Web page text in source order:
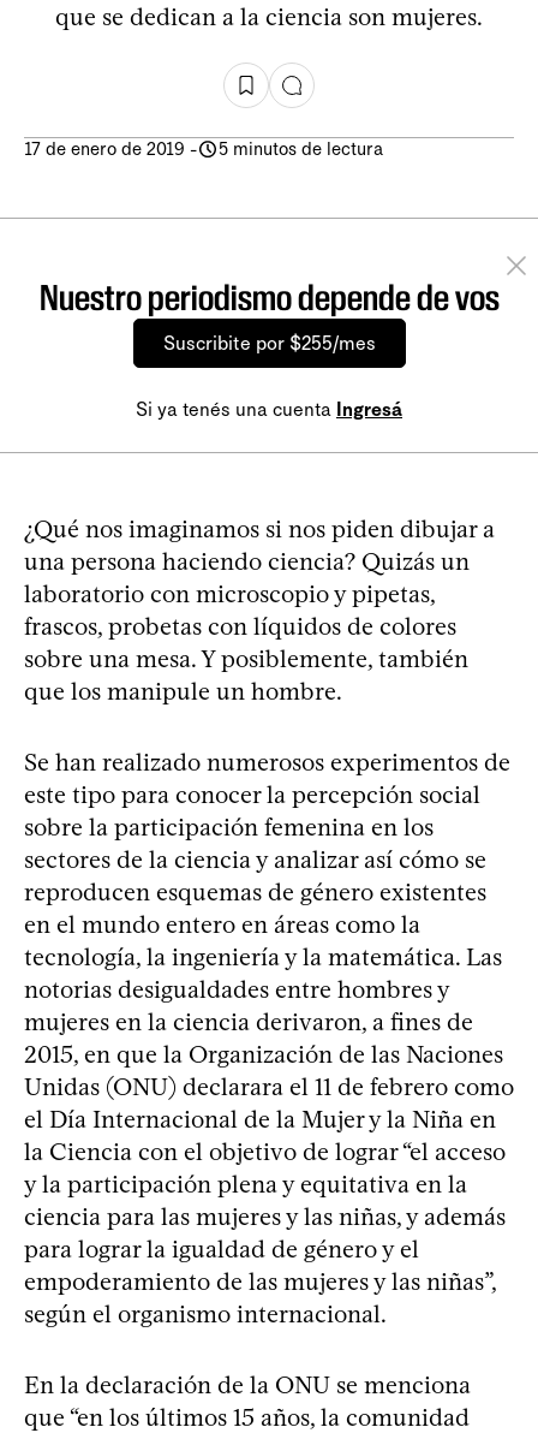
que se dedican a la ciencia son mujeres.
17 de enero de 2019 - 5 minutos de lectura
Nuestro periodismo depende de vos
Suscribite por $255/mes
Si ya tenés una cuenta Ingresá
¿Qué nos imaginamos si nos piden dibujar a
una persona haciendo ciencia? Quizás un
laboratorio con microscopio y pipetas,
frascos, probetas con líquidos de colores
sobre una mesa. Y posiblemente, también
que los manipule un hombre.
Se han realizado numerosos experimentos de
este tipo para conocer la percepción social
sobre la participación femenina en los
sectores de la ciencia y analizar así cómo se
reproducen esquemas de género existentes
en el mundo entero en áreas como la
tecnología, la ingeniería y la matemática. Las
notorias desigualdades entre hombres y
mujeres en la ciencia derivaron, a fines de
2015, en que la Organización de las Naciones
Unidas (ONU) declarara el 11 de febrero como
el Día Internacional de la Mujer y la Niña en
la Ciencia con el objetivo de lograr “el acceso
y la participación plena y equitativa en la
ciencia para las mujeres y las niñas, y además
para lograr la igualdad de género y el
empoderamiento de las mujeres y las niñas”,
según el organismo internacional.
En la declaración de la ONU se menciona
que “en los últimos 15 años, la comunidad